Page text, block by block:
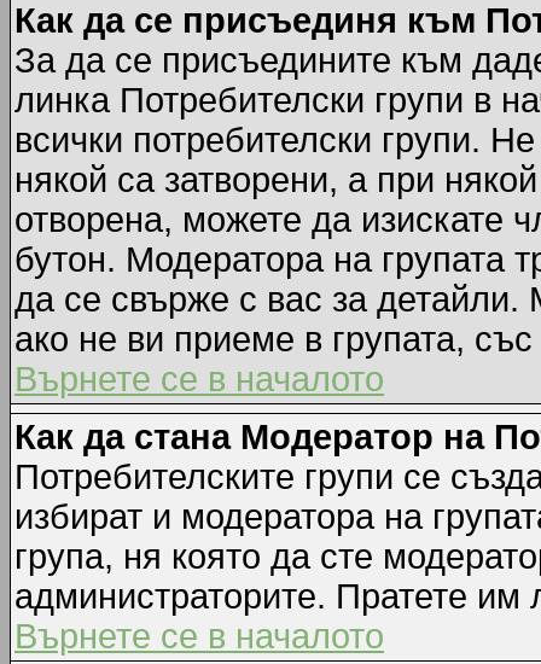
Как да се присъединя към
За да се присъедините към
линка Потребителски групи в
всички потребителски групи.
някой са затворени, а при
отворена, можете да изискате
бутон. Модератора на групата
да се свърже с вас за
ако не ви приеме в групата,
Върнете се в началото
Как да стана Модератор на
Потребителските групи се
избират и модератора на
група, ня която да сте
администраторите. Пратете
Върнете се в началото